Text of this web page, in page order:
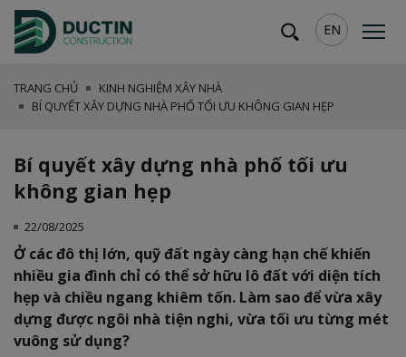
EN
TRANG CHỦ
KINH NGHIỆM XÂY NHÀ
BÍ QUYẾT XÂY DỰNG NHÀ PHỐ TỐI ƯU KHÔNG GIAN HẸP
Bí quyết xây dựng nhà phố tối ưu
không gian hẹp
22/08/2025
Ở các đô thị lớn, quỹ đất ngày càng hạn chế khiến
nhiều gia đình chỉ có thể sở hữu lô đất với diện tích
hẹp và chiều ngang khiêm tốn. Làm sao để vừa xây
dựng được ngôi nhà tiện nghi, vừa tối ưu từng mét
vuông sử dụng?